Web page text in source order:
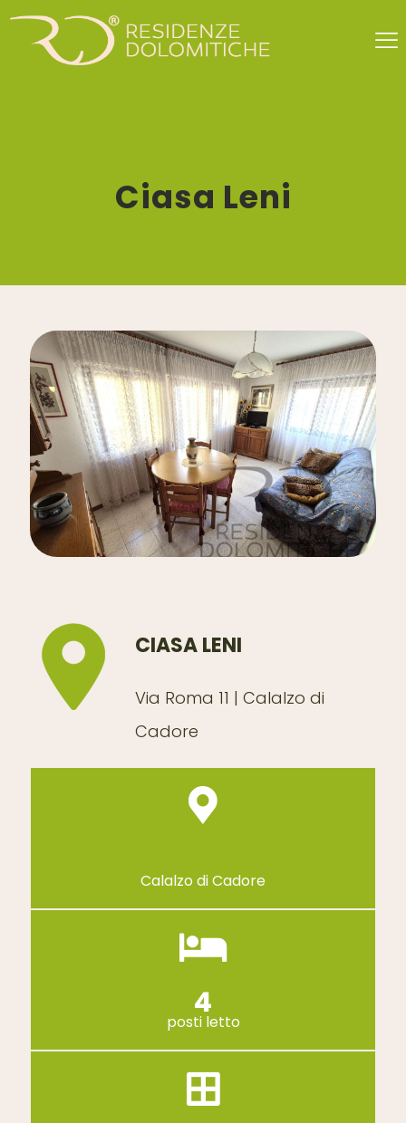
Ciasa Leni
CIASA LENI
Via Roma 11 | Calalzo di
Cadore
Calalzo di Cadore
4
posti letto